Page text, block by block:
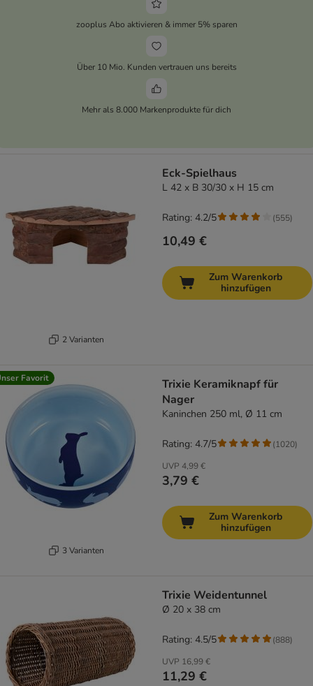
zooplus Abo aktivieren & immer 5% sparen
Über 10 Mio. Kunden vertrauen uns bereits
Mehr als 8.000 Markenprodukte für dich
2 Varianten
Eck-Spielhaus
L 42 x B 30/30 x H 15 cm
10,49 €
Rating: 4.2/5 (555)
Zum Warenkorb
hinzufügen
Favorit
3 Varianten
Trixie Keramiknapf für
Nager
Kaninchen 250 ml, Ø 11 cm
UVP 4,99 €
3,79 €
Rating: 4.7/5 (1020)
Zum Warenkorb
hinzufügen
Trixie Weidentunnel
Ø 20 x 38 cm
UVP 16,99 €
11,29 €
Rating: 4.5/5 (888)